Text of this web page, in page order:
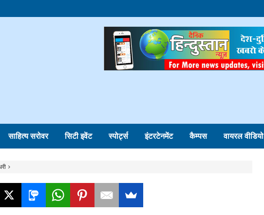
साहित्य सरोवर सिटी इवेंट स्पोर्ट्स इंटरटेनमेंट कैम्पस वायरल वीडियो